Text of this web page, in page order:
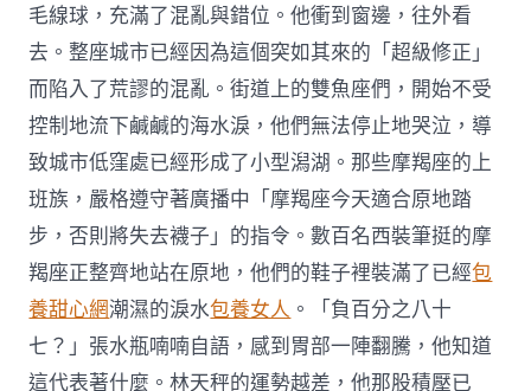
毛線球，充滿了混亂與錯位。他衝到窗邊，往外看
去。整座城市已經因為這個突如其來的「超級修正」
而陷入了荒謬的混亂。街道上的雙魚座們，開始不受
控制地流下鹹鹹的海水淚，他們無法停止地哭泣，導
致城市低窪處已經形成了小型潟湖。那些摩羯座的上
班族，嚴格遵守著廣播中「摩羯座今天適合原地踏
步，否則將失去襪子」的指令。數百名西裝筆挺的摩
羯座正整齊地站在原地，他們的鞋子裡裝滿了已經包
養甜心網潮濕的淚水包養女人 。「負百分之八十
七？」張水瓶喃喃自語，感到胃部一陣翻騰，他知道
這代表著什麼。林天秤的運勢越差，他那股積壓已